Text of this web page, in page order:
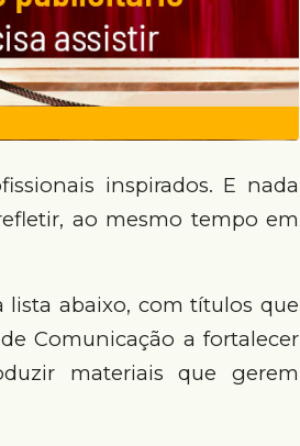
inspirados. E nada
ao mesmo tempo em
lista abaixo, com títulos que
Comunicação a fortalecer
materiais que gerem